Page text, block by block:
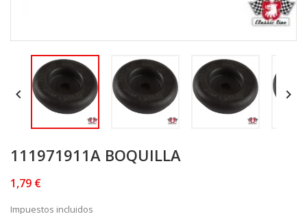
 
111971911A BOQUILLA
1,79 €
Impuestos incluidos